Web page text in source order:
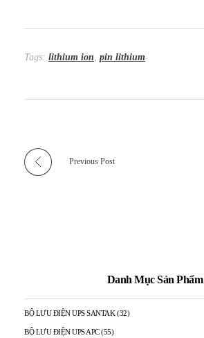
Tags: lithium ion pin lithium
Previous Post
Danh Mục Sản Phẩm
BỘ LƯU ĐIỆN UPS SANTAK (32)
BỘ LƯU ĐIỆN UPS APC (55)